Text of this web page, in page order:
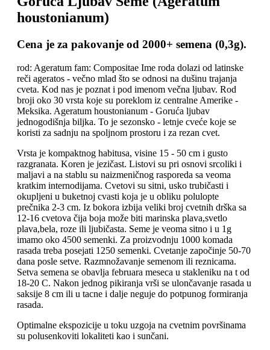
houstonianum)
Cena je za pakovanje od 2000+ semena (0,3g).
rod: Ageratum fam: Compositae Ime roda dolazi od latinske
reči ageratos - večno mlad što se odnosi na dušinu trajanja
cveta. Kod nas je poznat i pod imenom večna ljubav. Rod
broji oko 30 vrsta koje su poreklom iz centralne Amerike -
Meksika. Ageratum houstonianum - Goruća ljubav
jednogodišnja biljka. To je sezonsko - letnje cveće koje se
koristi za sadnju na spoljnom prostoru i za rezan cvet.
Vrsta je kompaktnog habitusa, visine 15 - 50 cm i gusto
razgranata. Koren je jezičast. Listovi su pri osnovi srcoliki i
maljavi a na stablu su naizmeničnog rasporeda sa veoma
kratkim internodijama. Cvetovi su sitni, usko trubičasti i
okupljeni u buketnoj cvasti koja je u obliku polulopte
prečnika 2-3 cm. Iz bokora izbija veliki broj cvetnih drška sa
12-16 cvetova čija boja može biti marinska plava,svetlo
plava,bela, roze ili ljubičasta. Seme je veoma sitno i u 1g
imamo oko 4500 semenki. Za proizvodnju 1000 komada
rasada treba posejati 1250 semenki. Cvetanje započinje 50-70
dana posle setve. Razmnožavanje semenom ili reznicama.
Setva semena se obavlja februara meseca u stakleniku na t od
18-20 C. Nakon jednog pikiranja vrši se ulončavanje rasada u
saksije 8 cm ili u tacne i dalje neguje do potpunog formiranja
rasada.
Optimalne ekspozicije u toku uzgoja na cvetnim površinama
su polusenkoviti lokaliteti kao i sunčani.